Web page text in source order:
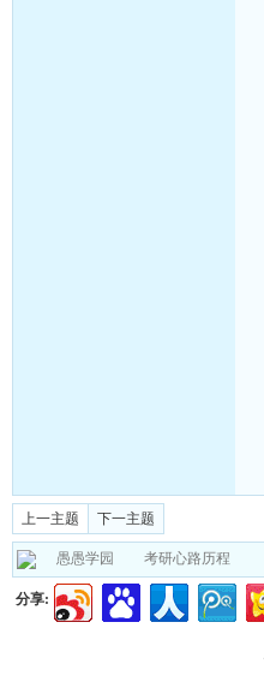
上一主题 下一主题
愚愚学园 考研心路历程
分享: